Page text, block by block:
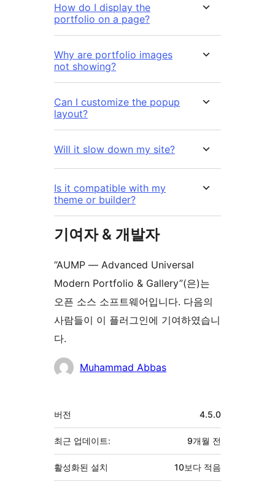
How do I display the
portfolio on a page?
Why are portfolio images
not showing?
Can I customize the popup
layout?
Will it slow down my site?
Is it compatible with my
theme or builder?
기여자 & 개발자
“AUMP — Advanced Universal
Modern Portfolio & Gallery”(은)는
오픈 소스 소프트웨어입니다. 다음의
사람들이 이 플러그인에 기여하였습니
다.
기
Muhammad Abbas
기
초
버전 4.5.0
최근 업데이트: 9개월 전
활성화된 설치 10보다 적음